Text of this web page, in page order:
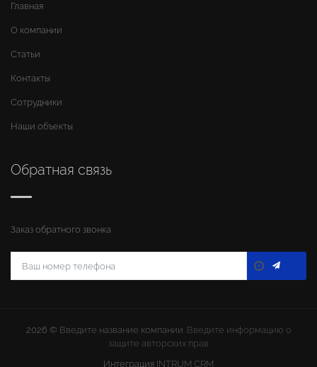
Главная
О компании
Статьи
Контакты
Сотрудники
Наши объекты
Обратная связь
Заказ обратного звонка
2026 © Введите название компании. Введите информацию о
защите авторских прав
Интеграция INTRUM CRM